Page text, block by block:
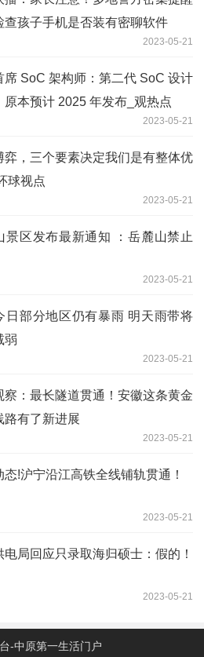
查孩子手机是否装有密聊软件
2023-05-21
席 SoC 架构师：第二代 SoC 设计
原本预计 2025 年发布_观热点
2023-05-21
弈，三个要素决定我们是有整体优
球视点
2023-05-21
景区发布最新通知 ：岳麓山禁止
2023-05-21
日部分地区仍有暴雨 明天雨带将
弱
2023-05-21
察：最长隧道贯通！安徽这条黄金
路有了新进展
2023-05-21
态!沪宁沿江高铁全线铺轨贯通！
2023-05-21
电局回应只录取海归硕士：假的！
2023-05-21
-中原第一生活门户